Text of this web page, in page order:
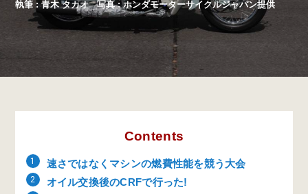
執筆 : 青木 タカオ 写真 : ホンダモーターサイクルジャパン提供
Contents
速さではなくマシンの燃費性能を競う大会
オイル交換後のCRFで行った!